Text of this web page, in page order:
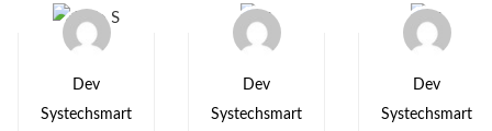
Dev
Systechsmart
Dev
Systechsmart
Dev
Systechsmart